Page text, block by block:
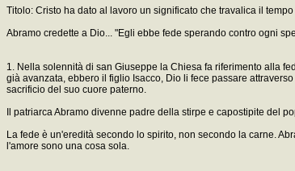
Titolo: Cristo ha dato al lavoro un significato che travalica il tempo
Abramo credette a Dio... "Egli ebbe fede sperando contro ogni
1. Nella solennità di san Giuseppe la Chiesa fa riferimento alla
già avanzata, ebbero il figlio Isacco, Dio li fece passare
sacrificio del suo cuore paterno.
Il patriarca Abramo divenne padre della stirpe e capostipite del
La fede è un'eredità secondo lo spirito, non secondo la carne.
l'amore sono una cosa sola.